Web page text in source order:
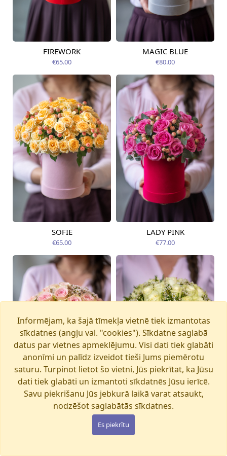
Pieejams šodien
FIREWORK
€65.00
Pieejams šodien
MAGIC BLUE
€80.00
Pieejams šodien
SOFIE
€65.00
Pieejams šodien
LADY PINK
€77.00
Pieejams šodien
Informējam, ka šajā tīmekļa vietnē tiek izmantotas
sīkdatnes (angļu val. "cookies"). Sīkdatne saglabā
datus par vietnes apmeklējumu. Visi dati tiek glabāti
anonīmi un palīdz izveidot tieši Jums piemērotu
saturu. Turpinot lietot šo vietni, Jūs piekrītat, ka Jūsu
dati tiek glabāti un izmantoti sīkdatnēs Jūsu ierīcē.
Savu piekrišanu Jūs jebkurā laikā varat atsaukt,
nodzēšot saglabātās sīkdatnes.
Es piekrītu